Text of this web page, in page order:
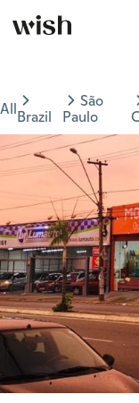
AllBrazil
São
Paulo